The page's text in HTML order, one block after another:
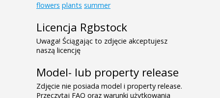
flowers plants summer
Licencja Rgbstock
Uwaga! Ściągając to zdjęcie akceptujesz
naszą licencję
Model- lub property release
Zdjęcie nie posiada model i property release.
Przeczytaj FAQ oraz warunki użytkowania